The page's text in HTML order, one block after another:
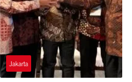
Jakarta